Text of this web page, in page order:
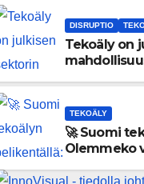
DISRUPTIO
Tekoäly on
TEKOÄLY
🚀 Suomi
Olemmeko